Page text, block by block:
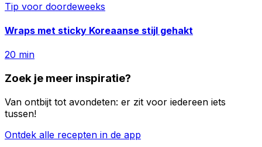
Tip voor doordeweeks
Wraps met sticky Koreaanse stijl gehakt
20 min
Zoek je meer inspiratie?
Van ontbijt tot avondeten: er zit voor iedereen iets
tussen!
Ontdek alle recepten in de app